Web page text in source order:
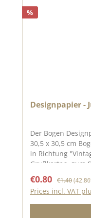
%
Designpapier -
Der Bogen
30,5 x 30,5 cm Bogen befindet, die Rückseite ist
in Richtung "Vintage". In
Grußkarten, zum
aufweist. Wir wünsche Euch viel Freude mit
ausgeschlossen!
Originalton sind möglich, da die
Sale price:
€0.80 Regular
€1.40
Prices incl. VAT